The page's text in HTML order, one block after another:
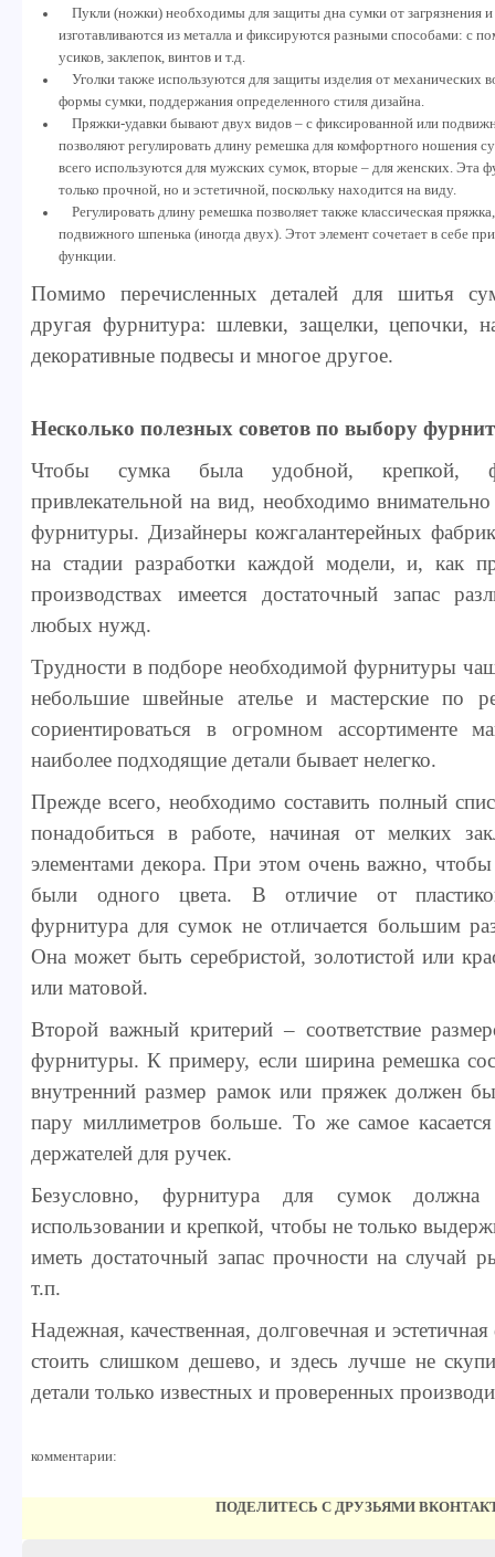
Пукли (ножки) необходимы для защиты дна сумки от загрязнения и
изготавливаются из металла и фиксируются разными способами: с
усиков, заклепок, винтов и т.д.
Уголки также используются для защиты изделия от механических
формы сумки, поддержания определенного стиля дизайна.
Пряжки-удавки бывают двух видов – с фиксированной или
позволяют регулировать длину ремешка для комфортного ношения
всего используются для мужских сумок, вторые – для женских. Эта
только прочной, но и эстетичной, поскольку находится на виду.
Регулировать длину ремешка позволяет также классическая
подвижного шпенька (иногда двух). Этот элемент сочетает в себе
функции.
Помимо перечисленных деталей для шитья
другая фурнитура: шлевки, защелки, цепочки,
декоративные подвесы и многое другое.
Несколько полезных советов по выбору
Чтобы сумка была удобной, крепкой,
привлекательной на вид, необходимо
фурнитуры. Дизайнеры кожгалантерейных
на стадии разработки каждой модели, и, как
производствах имеется достаточный запас
любых нужд.
Трудности в подборе необходимой фурнитуры
небольшие швейные ателье и мастерские по
сориентироваться в огромном ассортименте
наиболее подходящие детали бывает нелегко.
Прежде всего, необходимо составить полный
понадобиться в работе, начиная от мелких
элементами декора. При этом очень важно,
были одного цвета. В отличие от
фурнитура для сумок не отличается большим
Она может быть серебристой, золотистой или
или матовой.
Второй важный критерий – соответствие
фурнитуры. К примеру, если ширина ремешка
внутренний размер рамок или пряжек должен
пару миллиметров больше. То же самое
держателей для ручек.
Безусловно, фурнитура для сумок
использовании и крепкой, чтобы не только
иметь достаточный запас прочности на случай
т.п.
Надежная, качественная, долговечная и
стоить слишком дешево, и здесь лучше не
детали только известных и проверенных
комментарии:
ПОДЕЛИТЕСЬ С ДРУЗЬЯМИ